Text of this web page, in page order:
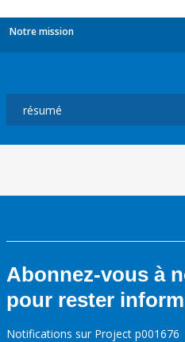
Notre mission
Abonnez-vous à
pour rester
Notifications sur Project p001676